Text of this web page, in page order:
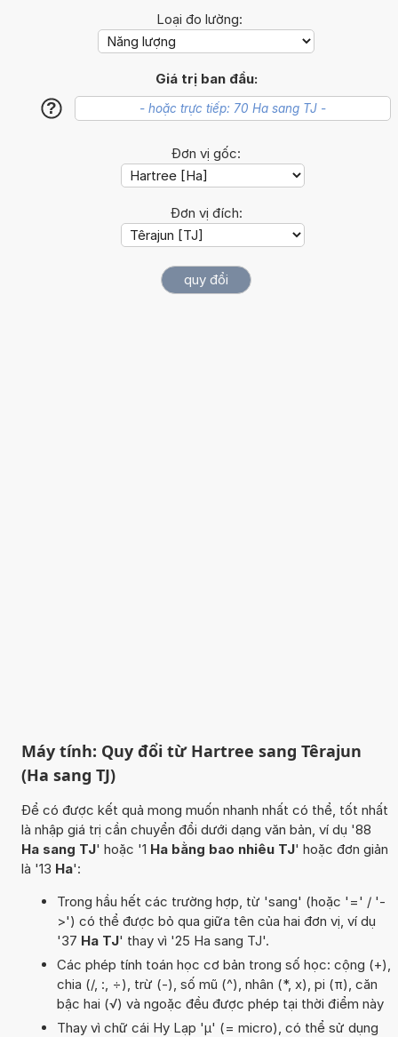
Loại đo lường:
Giá trị ban đầu:
?
Đơn vị gốc:
Đơn vị đích:
Máy tính: Quy đổi từ Hartree sang Têrajun
(Ha sang TJ)
Để có được kết quả mong muốn nhanh nhất có thể, tốt nhất
là nhập giá trị cần chuyển đổi dưới dạng văn bản, ví dụ '88
Ha sang TJ' hoặc '1 Ha bằng bao nhiêu TJ' hoặc đơn giản
là '13 Ha':
Trong hầu hết các trường hợp, từ 'sang' (hoặc '=' / '-
>') có thể được bỏ qua giữa tên của hai đơn vị, ví dụ
'37 Ha TJ' thay vì '25 Ha sang TJ'.
Các phép tính toán học cơ bản trong số học: cộng (+),
chia (/, :, ÷), trừ (-), số mũ (^), nhân (*, x), pi (π), căn
bậc hai (√) và ngoặc đều được phép tại thời điểm này
Thay vì chữ cái Hy Lạp 'µ' (= micro), có thể sử dụng